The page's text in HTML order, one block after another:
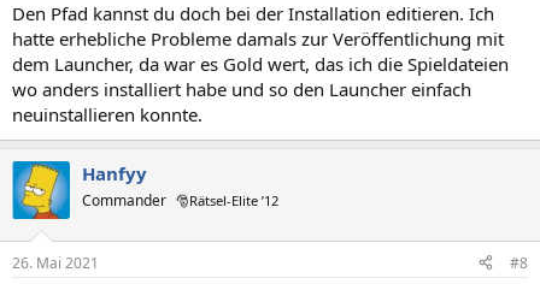
Den Pfad kannst du doch bei der Installation editieren. Ich
hatte erhebliche Probleme damals zur Veröffentlichung mit
dem Launcher, da war es Gold wert, das ich die Spieldateien
wo anders installiert habe und so den Launcher einfach
neuinstallieren konnte.
Hanfyy
Commander 🎅Rätsel-Elite ’12
26. Mai 2021 #8